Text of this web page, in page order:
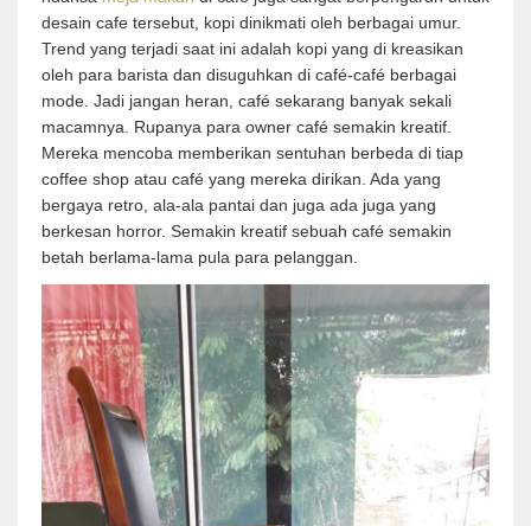
desain cafe tersebut, kopi dinikmati oleh berbagai umur.
Trend yang terjadi saat ini adalah kopi yang di kreasikan
oleh para barista dan disuguhkan di café-café berbagai
mode. Jadi jangan heran, café sekarang banyak sekali
macamnya. Rupanya para owner café semakin kreatif.
Mereka mencoba memberikan sentuhan berbeda di tiap
coffee shop atau café yang mereka dirikan. Ada yang
bergaya retro, ala-ala pantai dan juga ada juga yang
berkesan horror. Semakin kreatif sebuah café semakin
betah berlama-lama pula para pelanggan.